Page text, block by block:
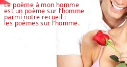
Le poème à mon homme
est un poème sur l’homme
parmi notre recueil :
les poèmes sur l’homme.